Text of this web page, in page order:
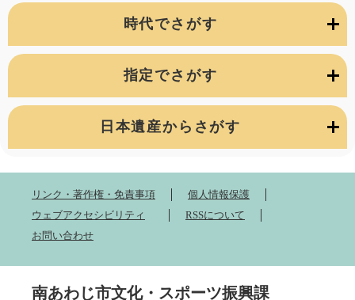
時代でさがす
指定でさがす
日本遺産からさがす
リンク・著作権・免責事項
個人情報保護
ウェブアクセシビリティ
RSSについて
お問い合わせ
南あわじ市文化・スポーツ振興課